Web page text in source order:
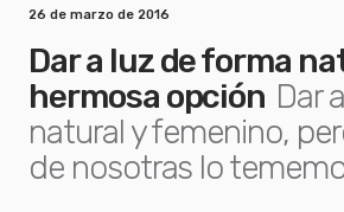
26 de marzo de 2016
Dar a luz de forma
hermosa opción Dar
natural y femenino,
de nosotras lo